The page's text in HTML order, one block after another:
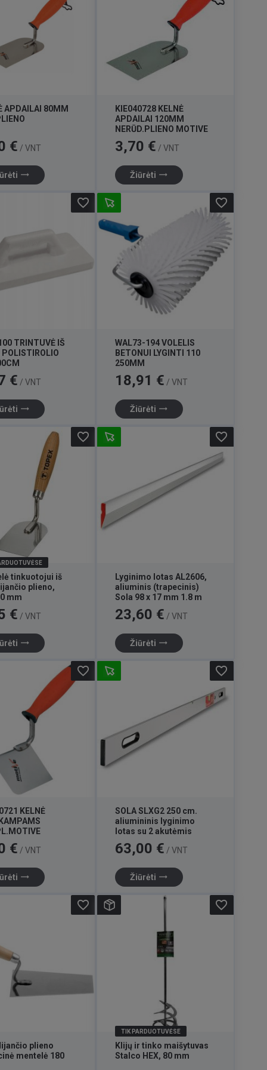
APDAILAI 80MM
€ / VNT
trending_flat
KIE040728 KELNĖ
APDAILAI 120MM
NERŪD.PLIENO MOTIVE
Kaina
3,70 € / VNT
Žiūrėti trending_flat
TRINTUVĖ IŠ
POLISTIROLIO
€ / VNT
trending_flat
favorite_border
WAL73-194 VOLELIS
BETONUI LYGINTI 110
250MM
Kaina
18,91 € / VNT
Žiūrėti trending_flat
favorite_border
tinkuotojui iš
plieno,
mm
€ / VNT
trending_flat
favorite_border
Lyginimo lotas AL2606,
aliuminis (trapecinis)
Sola 98 x 17 mm 1.8 m
Kaina
23,60 € / VNT
Žiūrėti trending_flat
favorite_border
KELNĖ
€ / VNT
trending_flat
favorite_border
SOLA SLXG2 250 cm.
aliumininis lyginimo
lotas su 2 akutėmis
Kaina
63,00 € / VNT
Žiūrėti trending_flat
favorite_border
plieno
mentelė 180
favorite_border
TIK PARDUOTUVĖSE
Klijų ir tinko maišytuvas
Stalco HEX, 80 mm
favorite_border